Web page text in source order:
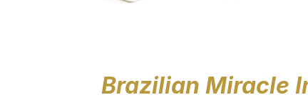
Brazilian Miracle